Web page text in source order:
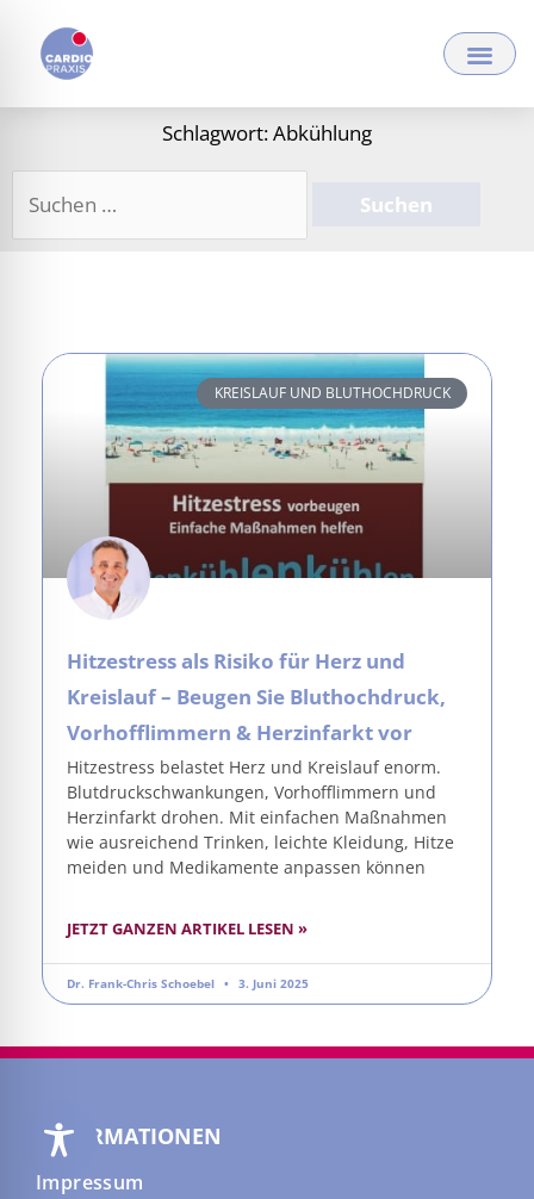
Inhalt
springen
Schlagwort: Abkühlung
KREISLAUF UND BLUTHOCHDRUCK
Hitzestress als Risiko für Herz und
Kreislauf – Beugen Sie Bluthochdruck,
Vorhofflimmern & Herzinfarkt vor
Hitzestress belastet Herz und Kreislauf enorm.
Blutdruckschwankungen, Vorhofflimmern und
Herzinfarkt drohen. Mit einfachen Maßnahmen
wie ausreichend Trinken, leichte Kleidung, Hitze
meiden und Medikamente anpassen können
JETZT GANZEN ARTIKEL LESEN »
Dr. Frank-Chris Schoebel 3. Juni 2025
INFORMATIONEN
Impressum